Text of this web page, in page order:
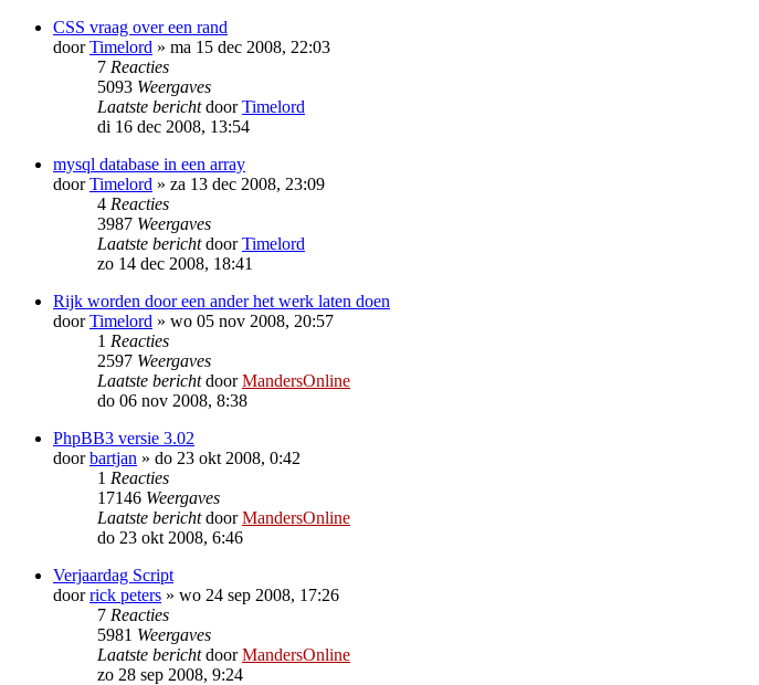
CSS vraag over een rand
doorTimelord » ma 15 dec 2008, 22:03
7 Reacties
5093 Weergaves
Laatste berichtdoorTimelord
di 16 dec 2008, 13:54
mysql database in een array
doorTimelord » za 13 dec 2008, 23:09
4 Reacties
3987 Weergaves
Laatste berichtdoorTimelord
zo 14 dec 2008, 18:41
Rijk worden door een ander het werk laten doen
doorTimelord » wo 05 nov 2008, 20:57
1 Reacties
2597 Weergaves
Laatste berichtdoorMandersOnline
do 06 nov 2008, 8:38
PhpBB3 versie 3.02
doorbartjan » do 23 okt 2008, 0:42
1 Reacties
17146 Weergaves
Laatste berichtdoorMandersOnline
do 23 okt 2008, 6:46
Verjaardag Script
doorrick peters » wo 24 sep 2008, 17:26
7 Reacties
5981 Weergaves
Laatste berichtdoorMandersOnline
zo 28 sep 2008, 9:24